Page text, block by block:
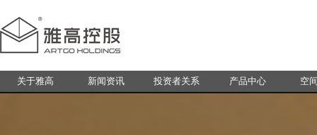
关于雅高 新闻资讯 投资者关系 产品中心 空